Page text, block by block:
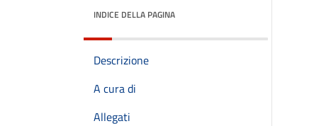
INDICE DELLA PAGINA
Descrizione
A cura di
Allegati